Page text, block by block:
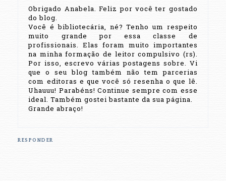
Obrigado Anabela. Feliz por você ter gostado
do blog.
Você é bibliotecária, né? Tenho um respeito
muito grande por essa classe de
profissionais. Elas foram muito importantes
na minha formação de leitor compulsivo (rs).
Por isso, escrevo várias postagens sobre. Vi
que o seu blog também não tem parcerias
com editoras e que você só resenha o que lê.
Uhauuu! Parabéns! Continue sempre com esse
ideal. Também gostei bastante da sua página.
Grande abraço!
RESPONDER